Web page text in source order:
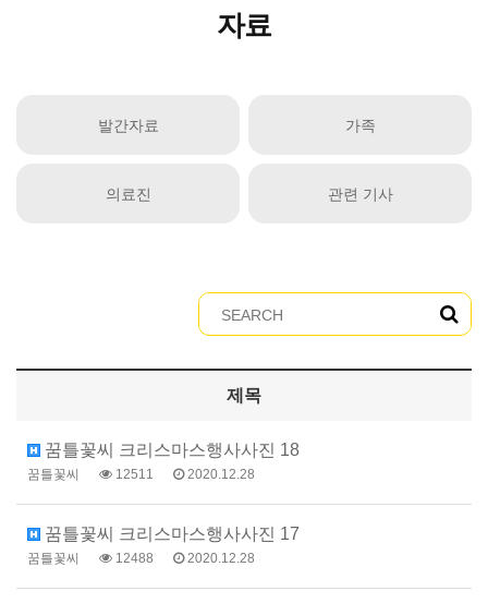
자료
발간자료 가족
의료진 관련 기사
제목
꿈틀꽃씨 크리스마스행사사진 18
꿈틀꽃씨 12511 2020.12.28
꿈틀꽃씨 크리스마스행사사진 17
꿈틀꽃씨 12488 2020.12.28